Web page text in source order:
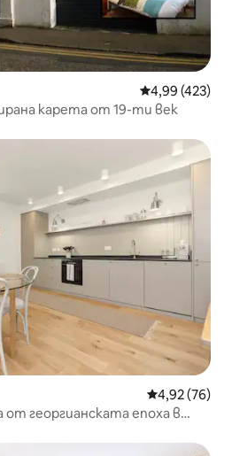
Средна
4,99 (423)
карета от 19-ти век
Средна
4,92 (76)
георгианската епоха в